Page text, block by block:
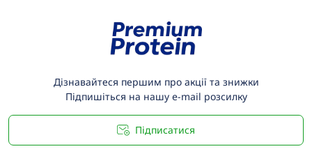
Дізнавайтеся першим про акції та знижки
Підпишіться на нашу e-mail розсилку
Підписатися